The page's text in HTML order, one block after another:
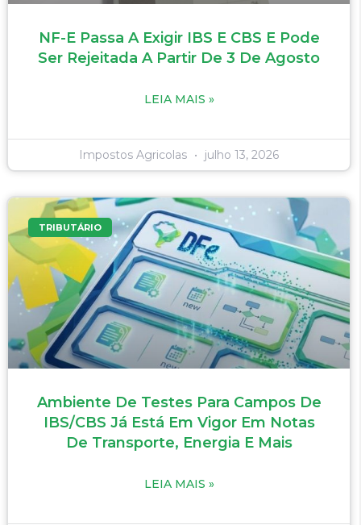
NF-E Passa A Exigir IBS E CBS E Pode
Ser Rejeitada A Partir De 3 De Agosto
LEIA MAIS »
Impostos Agricolas julho 13, 2026
TRIBUTÁRIO
Ambiente De Testes Para Campos De
IBS/CBS Já Está Em Vigor Em Notas
De Transporte, Energia E Mais
LEIA MAIS »